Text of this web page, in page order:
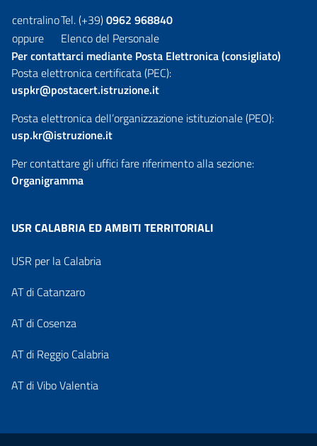
centralinoTel. (+39)0962 968840
oppure
Elenco del Personale
Per contattarci mediante Posta Elettronica (consigliato)
Posta elettronica certificata (PEC):
uspkr@postacert.istruzione.it
Posta elettronica dell’organizzazione istituzionale (PEO):
usp.kr@istruzione.it
Per contattare gli uffici fare riferimento alla sezione:
Organigramma
USR CALABRIA ED AMBITI TERRITORIALI
USR per la Calabria
AT di Catanzaro
AT di Cosenza
AT di Reggio Calabria
AT di Vibo Valentia